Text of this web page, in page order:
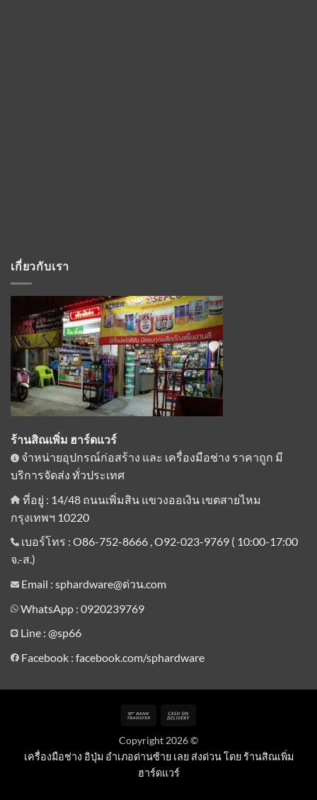
เกี่ยวกับเรา
ร้านสิณเพิ่ม ฮาร์ดแวร์
จำหน่ายอุปกรณ์ก่อสร้าง และ เครื่องมือช่าง ราคาถูก มี
บริการจัดส่ง ทั่วประเทศ
ที่อยู่ : 14/48 ถนนเพิ่มสิน แขวงออเงิน เขตสายไหม
กรุงเทพฯ 10220
เบอร์โทร : O86-752-8666 , O92-023-9769 ( 10:00-17:00
จ.-ส.)
Email : sphardware@ด่วน.com
WhatsApp : 0920239769
Line : @sp66
Facebook : facebook.com/sphardware
Bank
Delivery
Copyright 2026 ©
เครื่องมือช่าง อิปุ่ม อำเภอด่านซ้าย เลย ส่งด่วน โดย ร้านสิณเพิ่ม
ฮาร์ดแวร์